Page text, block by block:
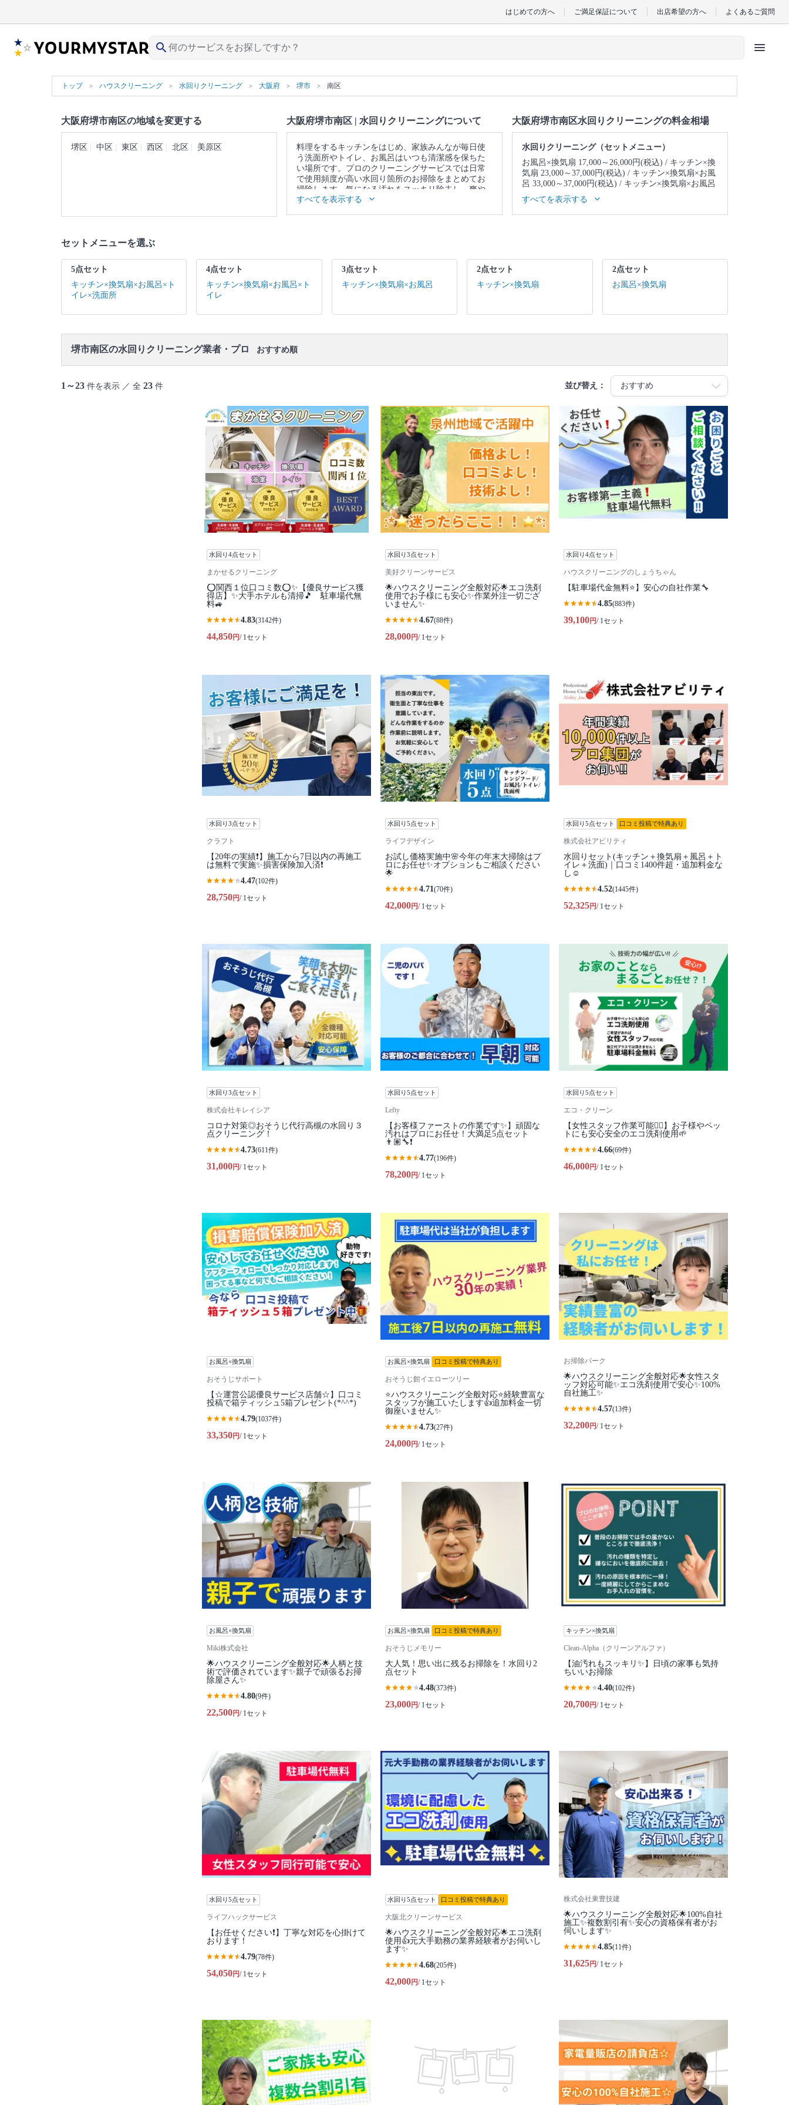
はじめての方へ ご満足保証について 出店希望の方へ よくあるご質問
search menu
トップ ハウスクリーニング 水回りクリーニング 大阪府 堺市 南区
大阪府堺市南区の地域を変更する
堺区 中区 東区 西区 北区 美原区
大阪府堺市南区 | 水回りクリーニングについて
料理をするキッチンをはじめ、家族みんなが毎日使
う洗面所やトイレ、お風呂はいつも清潔感を保ちた
い場所です。プロのクリーニングサービスでは日常
で使用頻度が高い水回り箇所のお掃除をまとめてお
掃除します。気になる汚れをスッキリ除去し、爽や
かな空間を取り戻しませんか。
▼表示価格に含まれる水回りクリーニングの作業範
3点セット：キッチン / 換気扇 / お風呂 2点セット：
キッチン / 換気扇 ※それぞれの「共通の作業範囲」
になります。
すべてを表示する
大阪府堺市南区水回りクリーニングの料金相場
水回りクリーニング（セットメニュー）
お風呂×換気扇 17,000～26,000円(税込)
キッチン×換
気扇 23,000～37,000円(税込)
キッチン×換気扇×お風
呂 33,000～37,000円(税込)
キッチン×換気扇×お風呂
×トイレ 39,000～43,000円(税込)
お風呂×トイレ×洗面所 43,000～47,000円(税込)
すべてを表示する
セットメニューを選ぶ
5点セット
キッチン×換気扇×お風呂×ト
イレ×洗面所
4点セット
キッチン×換気扇×お風呂×ト
イレ
3点セット
キッチン×換気扇×お風呂
2点セット
キッチン×換気扇
2点セット
お風呂×換気扇
堺市南区の水回りクリーニング業者・プロ おすすめ順
1～23 件を表示 ／ 全 23 件 並び替え：
水回り4点セット
まかせるクリーニング
⭕関西１位口コミ数⭕✨【優良サービス獲
得店】✨大手ホテルも清掃🎵 駐車場代無
料🚙
4.83(3142件)
44,850円/ 1セット
水回り3点セット
美好クリーンサービス
🌟ハウスクリーニング全般対応🌟エコ洗剤
使用でお子様にも安心✨作業外注一切ござ
いません✨
4.67(88件)
28,000円/ 1セット
水回り4点セット
ハウスクリーニングのしょうちゃん
【駐車場代金無料⭐️】安心の自社作業🔧
4.85(883件)
39,100円/ 1セット
水回り3点セット
クラフト
【20年の実績❗️】施工から7日以内の再施工
は無料で実施✨損害保険加入済❗️
4.47(102件)
28,750円/ 1セット
水回り5点セット
ライフデザイン
お試し価格実施中🌸今年の年末大掃除はプ
ロにお任せ✨オプションもご相談ください
🌟
4.71(70件)
42,000円/ 1セット
水回り5点セット 口コミ投稿で特典あり
株式会社アビリティ
水回りセット(キッチン＋換気扇＋風呂＋ト
イレ＋洗面)｜口コミ1400件超・追加料金な
し☺️
4.52(1445件)
52,325円/ 1セット
水回り3点セット
株式会社キレイシア
コロナ対策◎おそうじ代行高槻の水回り３
点クリーニング！
4.73(611件)
31,000円/ 1セット
水回り5点セット
Lefty
【お客様ファーストの作業です✨】頑固な
汚れはプロにお任せ！大満足5点セット
👨🏽‍🔧❗️
4.77(196件)
78,200円/ 1セット
水回り5点セット
エコ・クリーン
【女性スタッフ作業可能🙆‍♀️】お子様やペッ
トにも安心安全のエコ洗剤使用🌱
4.66(69件)
46,000円/ 1セット
お風呂×換気扇
おそうじサポート
【☆運営公認優良サービス店舗☆】口コミ
投稿で箱ティッシュ5箱プレゼント(*^^*)
4.79(1037件)
33,350円/ 1セット
お風呂×換気扇 口コミ投稿で特典あり
おそうじ館イエローツリー
⭐ハウスクリーニング全般対応⭐経験豊富な
スタッフが施工いたします👍追加料金一切
御座いません✨
4.73(27件)
24,000円/ 1セット
お掃除パーク
🌟ハウスクリーニング全般対応🌟女性スタ
ッフ対応可能✨エコ洗剤使用で安心✨100%
自社施工✨
4.57(13件)
32,200円/ 1セット
お風呂×換気扇
Miki株式会社
🌟ハウスクリーニング全般対応🌟人柄と技
術で評価されています✨親子で頑張るお掃
除屋さん✨
4.80(9件)
22,500円/ 1セット
お風呂×換気扇 口コミ投稿で特典あり
おそうじメモリー
大人気！思い出に残るお掃除を！水回り2
点セット
4.48(373件)
23,000円/ 1セット
キッチン×換気扇
Clean-Alpha（クリーンアルファ）
【油汚れもスッキリ✨】日頃の家事も気持
ちいいお掃除
4.40(102件)
20,700円/ 1セット
水回り5点セット
ライフハックサービス
【お任せください❗️】丁寧な対応を心掛けて
おります！
4.79(78件)
54,050円/ 1セット
水回り5点セット 口コミ投稿で特典あり
大阪北クリーンサービス
🌟ハウスクリーニング全般対応🌟エコ洗剤
使用👍元大手勤務の業界経験者がお伺いし
ます✨
4.68(205件)
42,000円/ 1セット
株式会社東豊技建
🌟ハウスクリーニング全般対応🌟100%自社
施工✨複数割引有✨安心の資格保有者がお
伺いします✨
4.85(11件)
31,625円/ 1セット